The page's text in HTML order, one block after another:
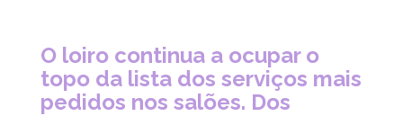
O loiro continua a ocupar o
topo da lista dos serviços mais
pedidos nos salões. Dos